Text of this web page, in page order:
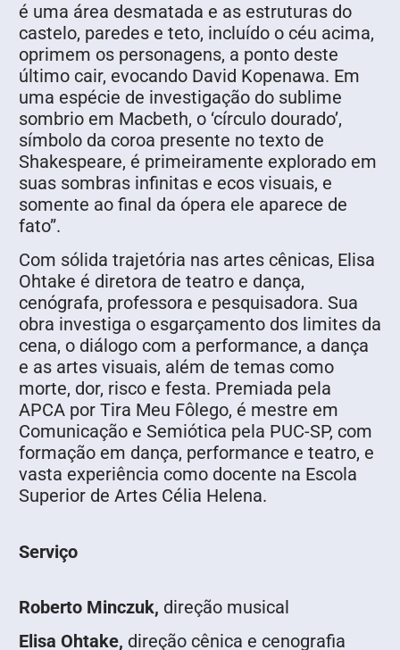
é uma área desmatada e as estruturas do
castelo, paredes e teto, incluído o céu acima,
oprimem os personagens, a ponto deste
último cair, evocando David Kopenawa. Em
uma espécie de investigação do sublime
sombrio em Macbeth, o ‘círculo dourado’,
símbolo da coroa presente no texto de
Shakespeare, é primeiramente explorado em
suas sombras infinitas e ecos visuais, e
somente ao final da ópera ele aparece de
fato”.
Com sólida trajetória nas artes cênicas, Elisa
Ohtake é diretora de teatro e dança,
cenógrafa, professora e pesquisadora. Sua
obra investiga o esgarçamento dos limites da
cena, o diálogo com a performance, a dança
e as artes visuais, além de temas como
morte, dor, risco e festa. Premiada pela
APCA por Tira Meu Fôlego, é mestre em
Comunicação e Semiótica pela PUC-SP, com
formação em dança, performance e teatro, e
vasta experiência como docente na Escola
Superior de Artes Célia Helena.
Serviço
Roberto Minczuk, direção musical
Elisa Ohtake, direção cênica e cenografia